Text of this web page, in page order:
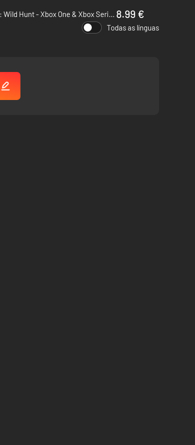
The Witcher 3: Wild Hunt - Xbox One & Xbox Series X|S 8.99 €
Todas as línguas